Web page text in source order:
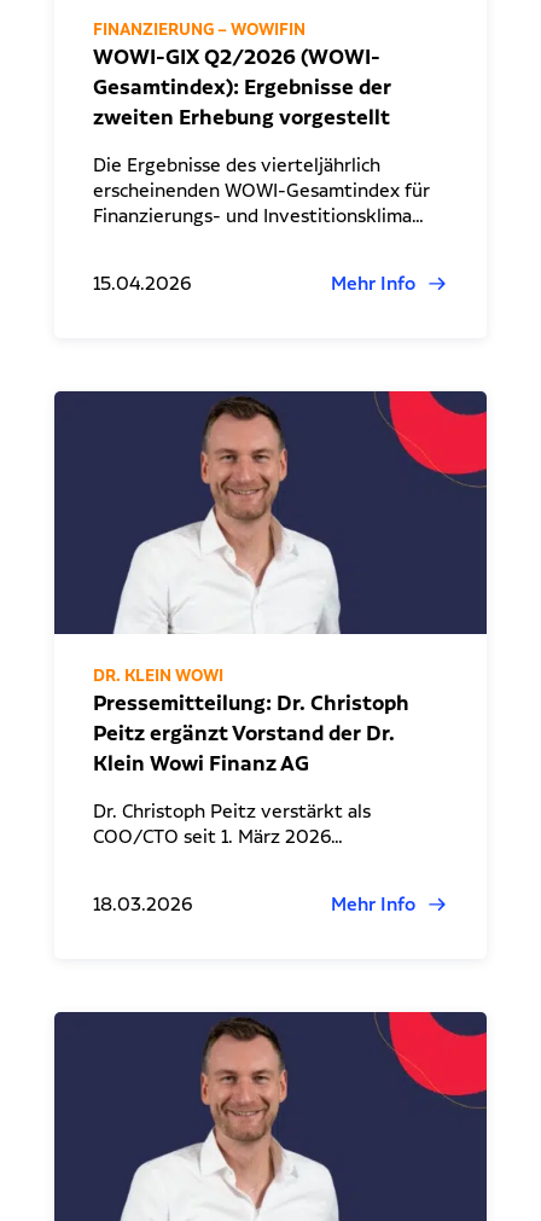
FINANZIERUNG – WOWIFIN
WOWI-GIX Q2/2026 (WOWI-
Gesamtindex): Ergebnisse der
zweiten Erhebung vorgestellt
Die Ergebnisse des vierteljährlich
erscheinenden WOWI-Gesamtindex für
Finanzierungs- und Investitionsklima…
15.04.2026 Mehr Info
DR. KLEIN WOWI
Pressemitteilung: Dr. Christoph
Peitz ergänzt Vorstand der Dr.
Klein Wowi Finanz AG
Dr. Christoph Peitz verstärkt als
COO/CTO seit 1. März 2026…
18.03.2026 Mehr Info